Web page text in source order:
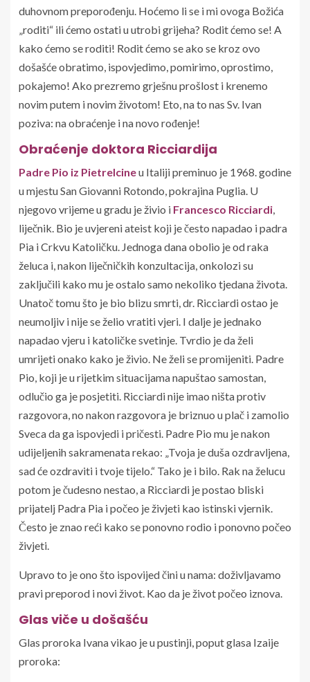
duhovnom preporođenju. Hoćemo li se i mi ovoga Božića
„roditi“ ili ćemo ostati u utrobi grijeha? Rodit ćemo se! A
kako ćemo se roditi! Rodit ćemo se ako se kroz ovo
došašće obratimo, ispovjedimo, pomirimo, oprostimo,
pokajemo! Ako prezremo grješnu prošlost i krenemo
novim putem i novim životom! Eto, na to nas Sv. Ivan
poziva: na obraćenje i na novo rođenje!
Obraćenje doktora Ricciardija
Padre Pio iz Pietrelcineu Italiji preminuo je 1968. godine
u mjestu San Giovanni Rotondo, pokrajina Puglia. U
njegovo vrijeme u gradu je živio i Francesco Ricciardi,
liječnik. Bio je uvjereni ateist koji je često napadao i padra
Pia i Crkvu Katoličku. Jednoga dana obolio je od raka
želuca i, nakon liječničkih konzultacija, onkolozi su
zaključili kako mu je ostalo samo nekoliko tjedana života.
Unatoč tomu što je bio blizu smrti, dr. Ricciardi ostao je
neumoljiv i nije se želio vratiti vjeri. I dalje je jednako
napadao vjeru i katoličke svetinje. Tvrdio je da želi
umrijeti onako kako je živio. Ne želi se promijeniti. Padre
Pio, koji je u rijetkim situacijama napuštao samostan,
odlučio ga je posjetiti. Ricciardi nije imao ništa protiv
razgovora, no nakon razgovora je briznuo u plač i zamolio
Sveca da ga ispovjedi i pričesti. Padre Pio mu je nakon
udijeljenih sakramenata rekao: „Tvoja je duša ozdravljena,
sad će ozdraviti i tvoje tijelo.“ Tako je i bilo. Rak na želucu
potom je čudesno nestao, a Ricciardi je postao bliski
prijatelj Padra Pia i počeo je živjeti kao istinski vjernik.
Često je znao reći kako se ponovno rodio i ponovno počeo
živjeti.
Upravo to je ono što ispovijed čini u nama: doživljavamo
pravi preporod i novi život. Kao da je život počeo iznova.
Glas viče u došašću
Glas proroka Ivana vikao je u pustinji, poput glasa Izaije
proroka: